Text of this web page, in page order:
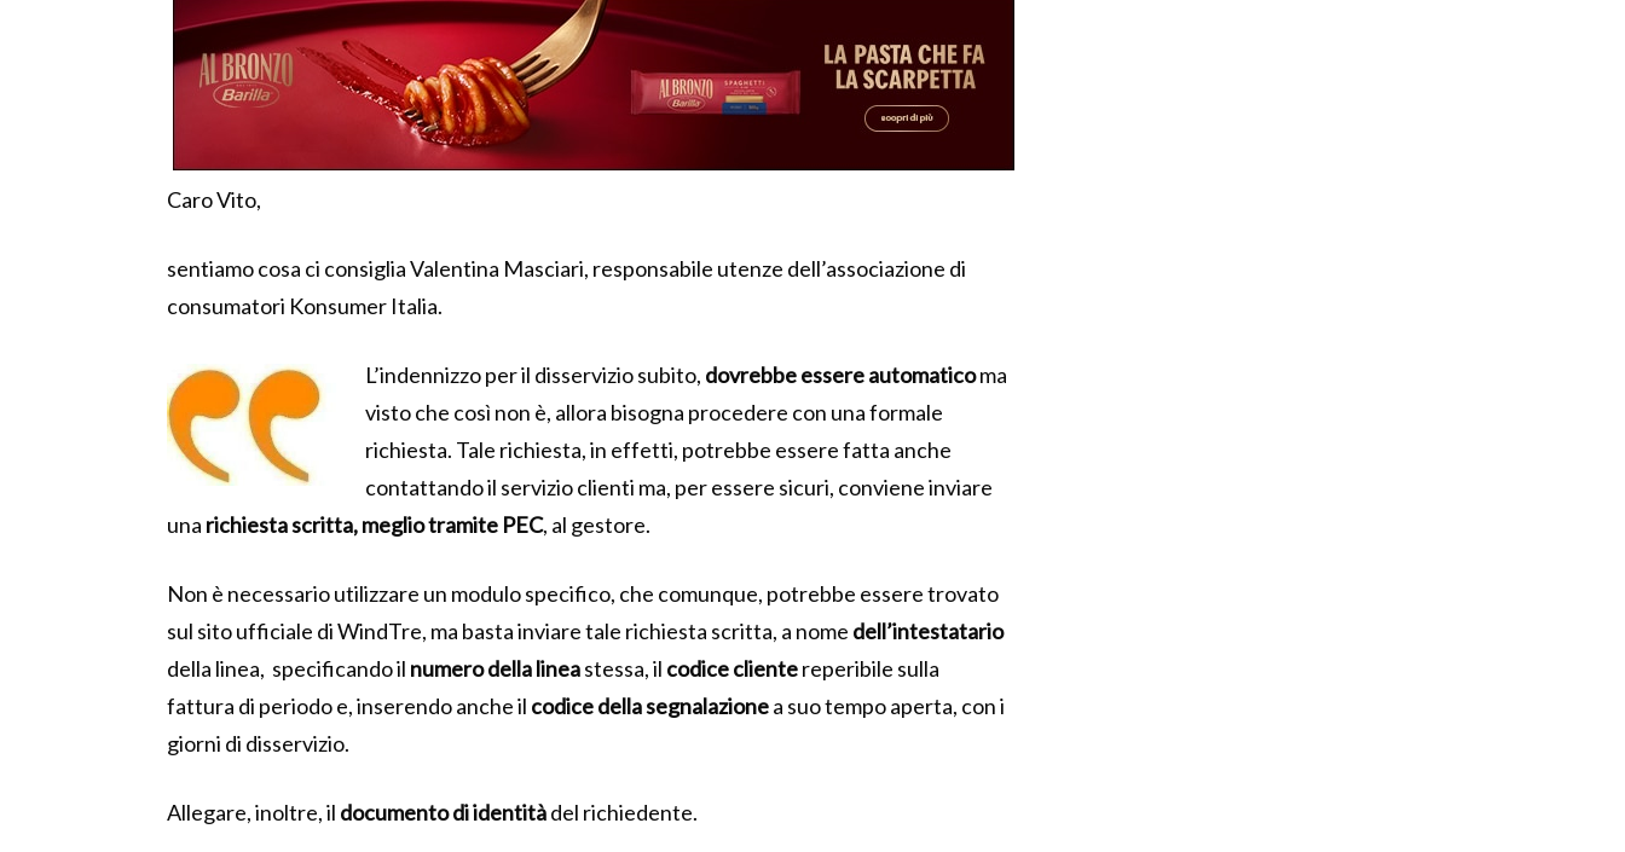
Caro Vito,
sentiamo cosa ci consiglia Valentina Masciari, responsabile utenze dell’associazione di
consumatori Konsumer Italia.
L’indennizzo per il disservizio subito, dovrebbe essere automaticoma
visto che così non è, allora bisogna procedere con una formale
richiesta. Tale richiesta, in effetti, potrebbe essere fatta anche
contattando il servizio clienti ma, per essere sicuri, conviene inviare
una richiesta scritta, meglio tramite PEC, al gestore.
Non è necessario utilizzare un modulo specifico, che comunque, potrebbe essere trovato
sul sito ufficiale di WindTre, ma basta inviare tale richiesta scritta, a nome dell’intestatario
della linea, specificando il numero della lineastessa, il codice clientereperibile sulla
fattura di periodo e, inserendo anche il codice della segnalazionea suo tempo aperta, con i
giorni di disservizio.
Allegare, inoltre, il documento di identitàdel richiedente.